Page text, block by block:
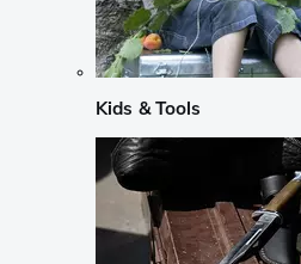
Kids & Tools